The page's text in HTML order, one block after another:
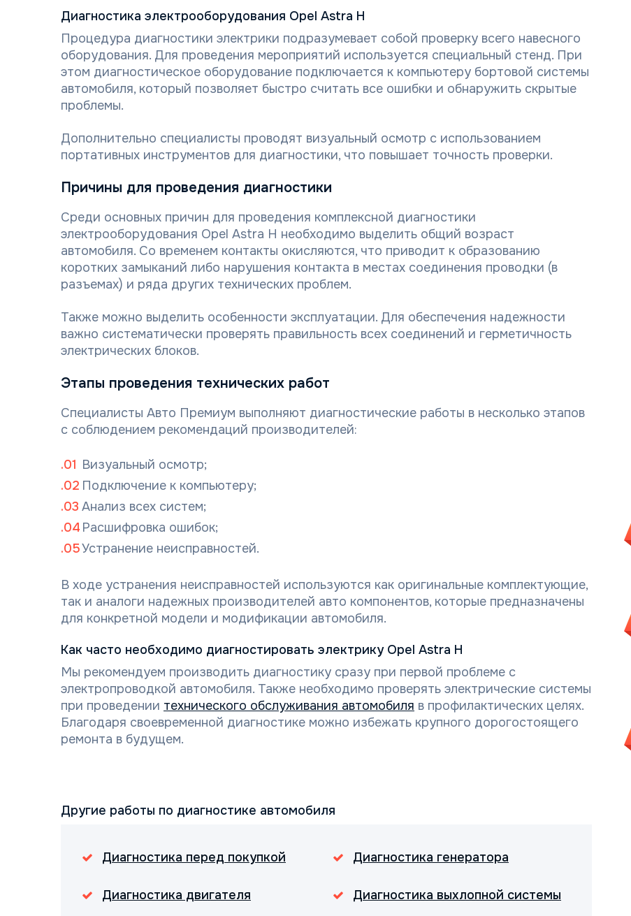
Диагностика электрооборудования Opel Astra H
Процедура диагностики электрики подразумевает собой проверку всего навесного
оборудования. Для проведения мероприятий используется специальный стенд. При
этом диагностическое оборудование подключается к компьютеру бортовой системы
автомобиля, который позволяет быстро считать все ошибки и обнаружить скрытые
проблемы.
Дополнительно специалисты проводят визуальный осмотр с использованием
портативных инструментов для диагностики, что повышает точность проверки.
Причины для проведения диагностики
Среди основных причин для проведения комплексной диагностики
электрооборудования Opel Astra H необходимо выделить общий возраст
автомобиля. Со временем контакты окисляются, что приводит к образованию
коротких замыканий либо нарушения контакта в местах соединения проводки (в
разъемах) и ряда других технических проблем.
Также можно выделить особенности эксплуатации. Для обеспечения надежности
важно систематически проверять правильность всех соединений и герметичность
электрических блоков.
Этапы проведения технических работ
Специалисты Авто Премиум выполняют диагностические работы в несколько этапов
с соблюдением рекомендаций производителей:
Визуальный осмотр;
Подключение к компьютеру;
Анализ всех систем;
Расшифровка ошибок;
Устранение неисправностей.
В ходе устранения неисправностей используются как оригинальные комплектующие,
так и аналоги надежных производителей авто компонентов, которые предназначены
для конкретной модели и модификации автомобиля.
Как часто необходимо диагностировать электрику Opel Astra H
Мы рекомендуем производить диагностику сразу при первой проблеме с
электропроводкой автомобиля. Также необходимо проверять электрические системы
при проведении технического обслуживания автомобиля в профилактических целях.
Благодаря своевременной диагностике можно избежать крупного дорогостоящего
ремонта в будущем.
Другие работы по диагностике автомобиля
Диагностика перед покупкой
Диагностика двигателя
Диагностика генератора
Диагностика выхлопной системы